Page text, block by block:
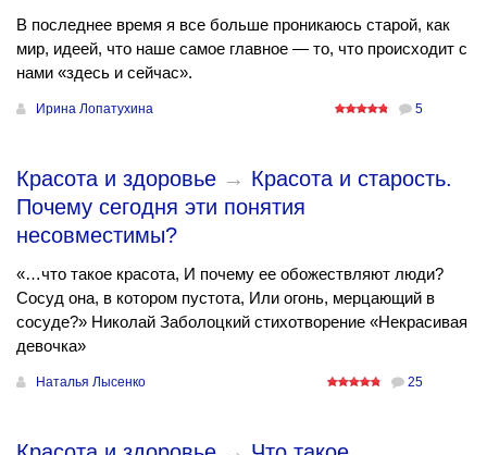
В последнее время я все больше проникаюсь старой, как
мир, идеей, что наше самое главное — то, что происходит с
нами «здесь и сейчас».
Ирина Лопатухина 5
Красота и здоровье → Красота и старость.
Почему сегодня эти понятия
несовместимы?
«…что такое красота, И почему ее обожествляют люди?
Сосуд она, в котором пустота, Или огонь, мерцающий в
сосуде?» Николай Заболоцкий стихотворение «Некрасивая
девочка»
Наталья Лысенко 25